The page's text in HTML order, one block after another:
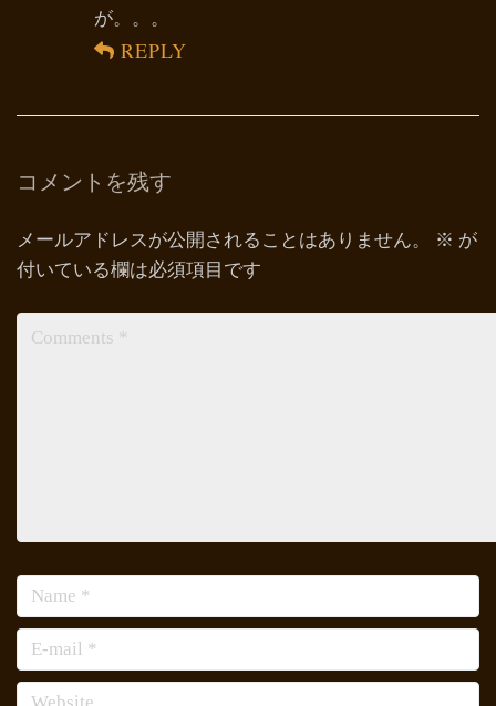
が。。。
REPLY
コメントを残す
メールアドレスが公開されることはありません。 ※ が
付いている欄は必須項目です